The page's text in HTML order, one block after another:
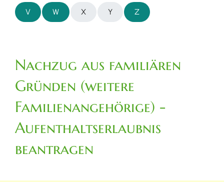
V W X Y Z
Nachzug aus familiären
Gründen (weitere
Familienangehörige) -
Aufenthaltserlaubnis
beantragen